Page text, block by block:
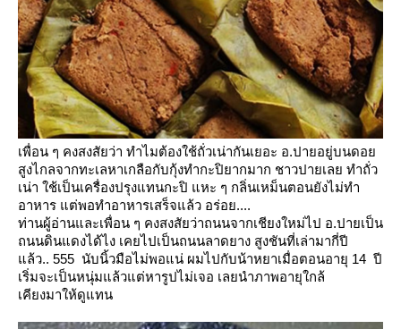
เพื่อน ๆ คงสงสัยว่า ทำไมต้องใช้ถั่วเน่ากันเยอะ อ.ปายอยู่บนดอ
สูงไกลจากทะเลหาเกลือกับกุ้งทำกะปิยากมาก ชาวปายเลย ทำถั่ว
เน่า ใช้เป็นเครื่องปรุงแทนกะปิ แหะ ๆ กลิ่นเหม็นตอนยังไม่ทำ
อาหาร ต่พอทำอาหารเสร็จแล้ว อร่อย....
ท่านผู้อ่านและเพื่อน ๆ คงสงสัยว่าถนนจากเชียงใหม่ไป อ.ปายเป็น
ถนนดินแดงได้ไง เคยไปเป็นถนนลาดยาง สูงชันที่เล่ามากี่ปี
ล้ว.. 555 นับนิ้วมือไม่พอแน่ ผมไปกับน้าหยาเมื่อตอนอายุ 14 ปี
เริ่มจะเป็นหนุ่มแล้วแต่หารูปไม่เจอ เลยนำภาพอายุใกล้
เคียงมาให้ดูแทน